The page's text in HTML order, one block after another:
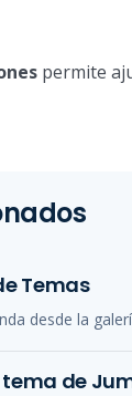
permite
Temas
desde la
de